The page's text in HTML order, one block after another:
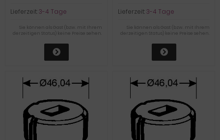
Lieferzeit:3-4 Tage
Sie können als Gast (bzw. mit Ihrem
derzeitigen Status) keine Preise sehen.
Lieferzeit:3-4 Tage
Sie können als Gast (bzw. mit Ihrem
derzeitigen Status) keine Preise sehen.